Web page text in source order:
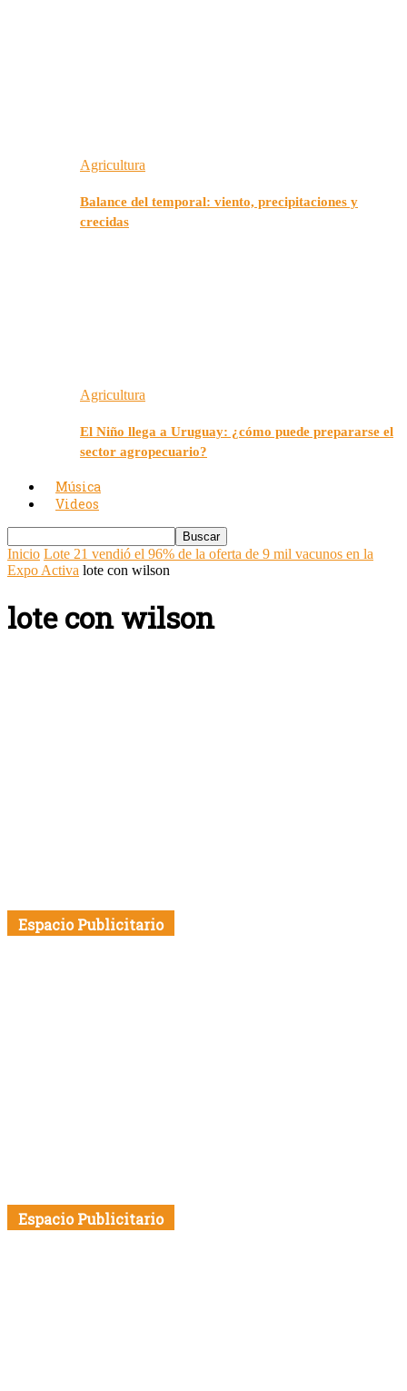
Agricultura
Balance del temporal: viento, precipitaciones y
crecidas
Agricultura
El Niño llega a Uruguay: ¿cómo puede prepararse el
sector agropecuario?
Música
Videos
Inicio Lote 21 vendió el 96% de la oferta de 9 mil vacunos en la
Expo Activa lote con wilson
lote con wilson
Espacio Publicitario
Espacio Publicitario